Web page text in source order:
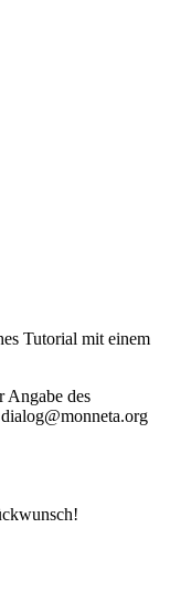
Tutorial mit einem
Angabe des